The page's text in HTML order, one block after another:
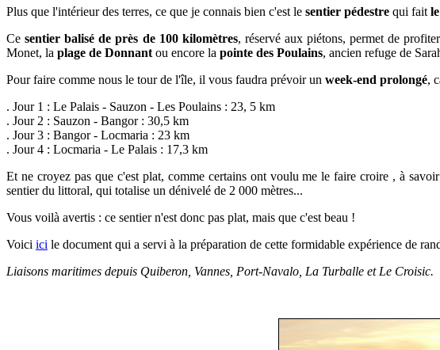
Plus que l'intérieur des terres, ce que je connais bien c'est le sentier pédestre qui fait
Cesentier balisé de près de 100 kilomètres, réservé aux piétons, permet de
Monet, la plage de Donnant ou encore la pointe des Poulains, ancien refuge de
Pour faire comme nous le tour de l'île, il vous faudra prévoir un week-end prolongé,
. Jour 1 : Le Palais - Sauzon - Les Poulains : 23, 5 km
. Jour 2 : Sauzon - Bangor : 30,5 km
. Jour 3 : Bangor - Locmaria : 23 km
. Jour 4 : Locmaria - Le Palais : 17,3 km
Et ne croyez pas que c'est plat, comme certains ont voulu me le faire croire , à
sentier du littoral, qui totalise un dénivelé de 2 000 mètres...
Vous voilà avertis : ce sentier n'est donc pas plat, mais que c'est beau !
Voici ici le document qui a servi à la préparation de cette formidable expérience de
Liaisons maritimes depuis Quiberon, Vannes, Port-Navalo, La Turballe et Le Croisic.